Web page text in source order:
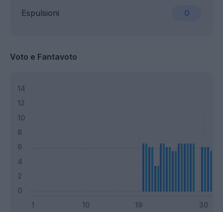
Espulsioni 0
Voto e Fantavoto